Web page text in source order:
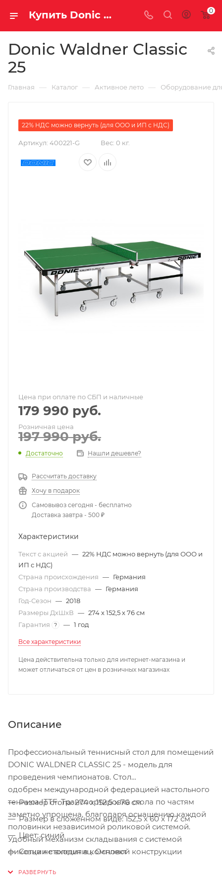
Купить Donic Waldner Classic 25 за рублей, а со скидкой 179 990 руб. 0
Donic Waldner Classic
25
Главная — Каталог — Активное лето — Оборудование
22% НДС можно вернуть (для ООО и ИП с НДС)
Артикул: 400221-G Вес: 0 кг.
Цена при оплате по СБП и наличные
179 990 руб.
Розничная цена
197 990руб.
Достаточно Нашли дешевле?
Рассчитать доставку
Хочу в подарок
Самовывоз сегодня - бесплатно
Доставка завтра - 500 ₽
Характеристики
Текст с акцией — 22% НДС можно вернуть (для ООО и
ИП с НДС)
Страна происхождения — Германия
Страна производства — Германия
Год-Сезон — 2018
Размеры ДхШхВ — 274 х 152,5 х 76 см
Гарантия
? — 1 год
Все характеристики
Цена действительна только для интернет-магазина и
может отличаться от цен в розничных магазинах
Описание
Профессиональный теннисный стол для помещений
DONIC WALDNER CLASSIC 25 - модель для
проведения чемпионатов. Стол
одобрен международной федерацией настольного
тенниса ITTF. Транспортировка стола по частям
заметно упрощена, благодаря оснащению каждой
половинки независимой роликовой системой.
Удобный механизм складывания с системой
фиксации столешниц. Основой конструкции
с порошковым покрытием 40 х 60 мм.
Размер стола: 274 х 152,5 х 76 см
Размер в сложенном виде: 152,5 x 60 x 172 см
Цвет: синий
Сетка не входит в комплект
Антибликовое покрытие